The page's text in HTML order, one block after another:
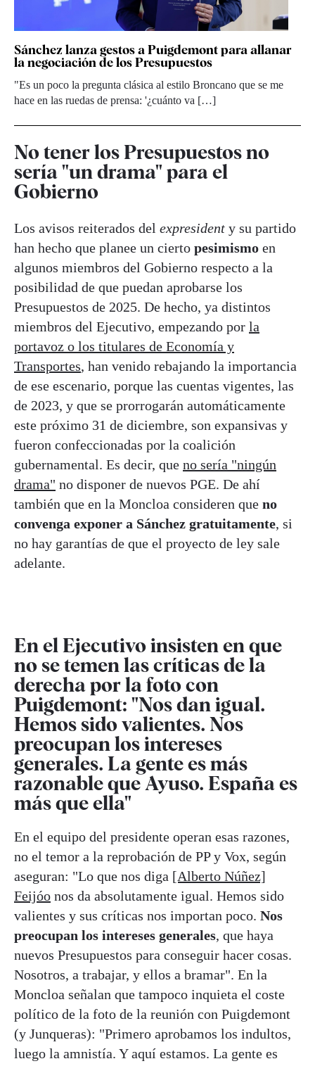
Sánchez lanza gestos a Puigdemont para allanar
la negociación de los Presupuestos
"Es un poco la pregunta clásica al estilo Broncano que se me
hace en las ruedas de prensa: '¿cuánto va […]
No tener los Presupuestos no
sería "un drama" para el
Gobierno
Los avisos reiterados del expresident y su partido
han hecho que planee un cierto pesimismo en
algunos miembros del Gobierno respecto a la
posibilidad de que puedan aprobarse los
Presupuestos de 2025. De hecho, ya distintos
miembros del Ejecutivo, empezando por la
portavoz o los titulares de Economía y
Transportes, han venido rebajando la importancia
de ese escenario, porque las cuentas vigentes, las
de 2023, y que se prorrogarán automáticamente
este próximo 31 de diciembre, son expansivas y
fueron confeccionadas por la coalición
gubernamental. Es decir, que no sería "ningún
drama" no disponer de nuevos PGE. De ahí
también que en la Moncloa consideren que no
convenga exponer a Sánchez gratuitamente, si
no hay garantías de que el proyecto de ley sale
adelante.
En el Ejecutivo insisten en que
no se temen las críticas de la
derecha por la foto con
Puigdemont: "Nos dan igual.
Hemos sido valientes. Nos
preocupan los intereses
generales. La gente es más
razonable que Ayuso. España es
más que ella"
En el equipo del presidente operan esas razones,
no el temor a la reprobación de PP y Vox, según
aseguran: "Lo que nos diga [Alberto Núñez]
Feijóo nos da absolutamente igual. Hemos sido
valientes y sus críticas nos importan poco. Nos
preocupan los intereses generales, que haya
nuevos Presupuestos para conseguir hacer cosas.
Nosotros, a trabajar, y ellos a bramar". En la
Moncloa señalan que tampoco inquieta el coste
político de la foto de la reunión con Puigdemont
(y Junqueras): "Primero aprobamos los indultos,
luego la amnistía. Y aquí estamos. La gente es